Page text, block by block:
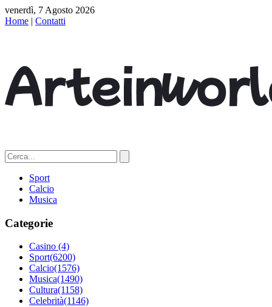
venerdì, 7 Agosto 2026
Home | Contatti
Sport
Calcio
Musica
Categorie
Casino (4)
Sport(6200)
Calcio(1576)
Musica(1490)
Cultura(1158)
Celebrità(1146)